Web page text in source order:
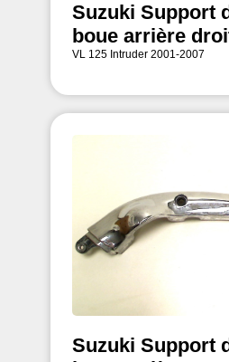
Suzuki Support
boue arrière
VL 125 Intruder 2001-2007
Suzuki Support